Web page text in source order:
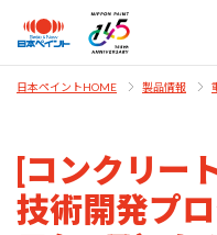
日本ペイントHOME 製品情報
[コンクリー
技術開発プ